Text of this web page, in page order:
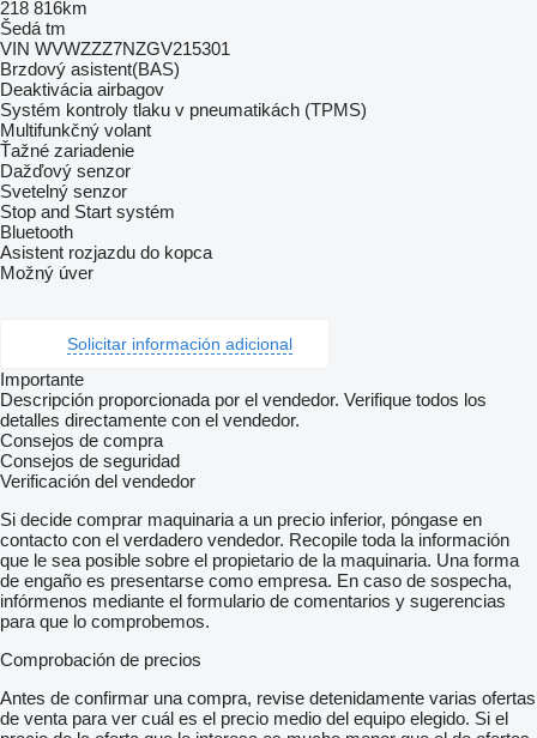
218 816km
Šedá tm
VIN WVWZZZ7NZGV215301
Brzdový asistent(BAS)
Deaktivácia airbagov
Systém kontroly tlaku v pneumatikách (TPMS)
Multifunkčný volant
Ťažné zariadenie
Dažďový senzor
Svetelný senzor
Stop and Start systém
Bluetooth
Asistent rozjazdu do kopca
Možný úver
Solicitar información adicional
Importante
Descripción proporcionada por el vendedor. Verifique todos los
detalles directamente con el vendedor.
Consejos de compra
Consejos de seguridad
Verificación del vendedor
Si decide comprar maquinaria a un precio inferior, póngase en
contacto con el verdadero vendedor. Recopile toda la información
que le sea posible sobre el propietario de la maquinaria. Una forma
de engaño es presentarse como empresa. En caso de sospecha,
infórmenos mediante el formulario de comentarios y sugerencias
para que lo comprobemos.
Comprobación de precios
Antes de confirmar una compra, revise detenidamente varias ofertas
de venta para ver cuál es el precio medio del equipo elegido. Si el